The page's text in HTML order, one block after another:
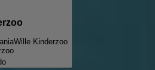
Wille Kinderzoo